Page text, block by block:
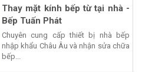
Thay mặt kính bếp từ tại nhà -
Bếp Tuấn Phát
Chuyên cung cấp thiết bị nhà bếp
nhập khẩu Châu Âu và nhận sửa chữa
bếp...